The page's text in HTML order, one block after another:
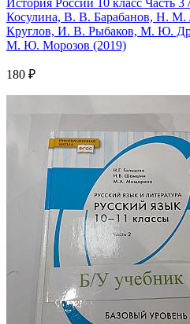
Косулина, В. В. Барабанов, Н. М.
Круглов, И. В. Рыбаков, М. Ю.
М. Ю. Морозов (2019)
180 ₽